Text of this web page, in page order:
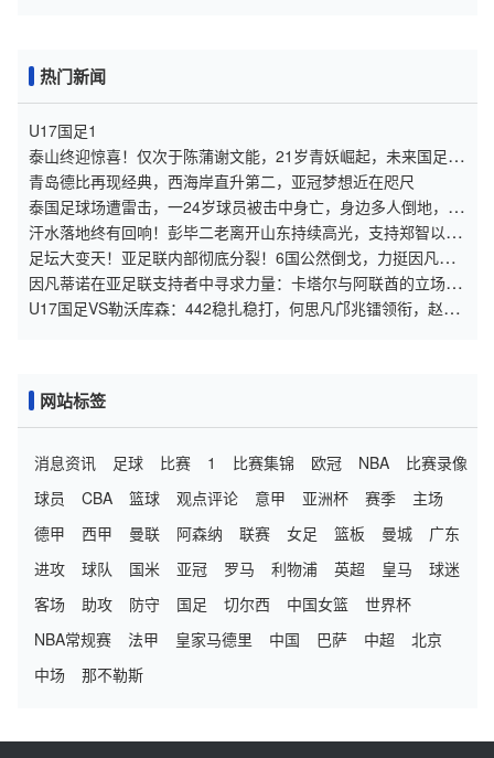
热门新闻
U17国足1
泰山终迎惊喜！仅次于陈蒲谢文能，21岁青妖崛起，未来国足新
锋线！
青岛德比再现经典，西海岸直升第二，亚冠梦想近在咫尺
泰国足球场遭雷击，一24岁球员被击中身亡，身边多人倒地，至
少9人受伤，警方介入调查
汗水落地终有回响！彭毕二老离开山东持续高光，支持郑智以教
练身份征战亚冠
足坛大变天！亚足联内部彻底分裂！6国公然倒戈，力挺因凡蒂
诺连任
因凡蒂诺在亚足联支持者中寻求力量：卡塔尔与阿联酋的立场引
发关注
U17国足VS勒沃库森：442稳扎稳打，何思凡邝兆镭领衔，赵松
网站标签
消息资讯 足球 比赛 1 比赛集锦 欧冠 NBA
比赛录像
球员
CBA 篮球 观点评论 意甲 亚洲杯 赛季
主场
德甲
西甲 曼联 阿森纳 联赛 女足 篮板 曼城
广东
进攻
球队 国米 亚冠 罗马 利物浦 英超 皇马
球迷
客场
助攻 防守 国足 切尔西 中国女篮
世界杯
NBA常规赛
法甲 皇家马德里 中国 巴萨 中超
北京
中场
那不勒斯